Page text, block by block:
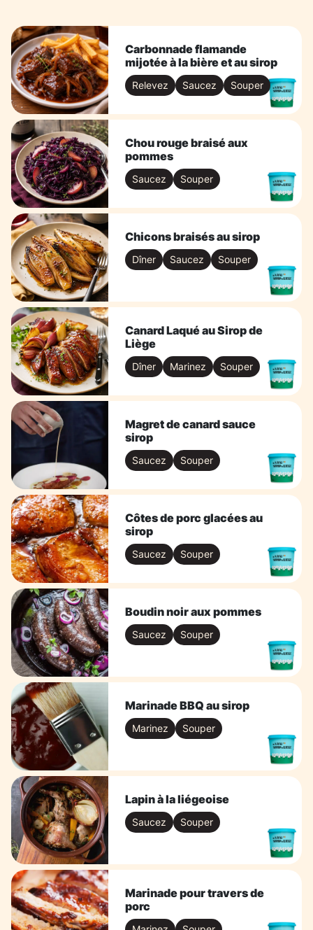
Carbonnade flamande
mijotée à la bière et au sirop
Relevez Saucez Souper
Chou rouge braisé aux
pommes
Saucez Souper
Chicons braisés au sirop
Dîner Saucez Souper
Canard Laqué au Sirop de
Liège
Dîner Marinez Souper
Magret de canard sauce
sirop
Saucez Souper
Côtes de porc glacées au
sirop
Saucez Souper
Boudin noir aux pommes
Saucez Souper
Marinade BBQ au sirop
Marinez Souper
Lapin à la liégeoise
Saucez Souper
Marinade pour travers de
porc